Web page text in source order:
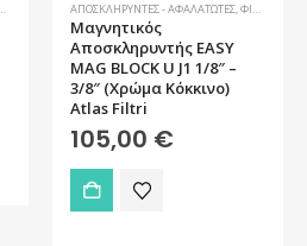
ΑΠΟΣΚΛΗΡΥΝΤΈΣ - ΑΦΑΛΑΤΩΤΈΣ,ΦΊΛΤΡΑ ΝΕΡΟΎ
Μαγνητικός
Αποσκληρυντής EASY
MAG BLOCK U J1 1/8″ –
3/8″ (Χρώμα Κόκκινο)
Atlas Filtri
105,00 €